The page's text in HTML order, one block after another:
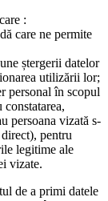
:
care ne permite
ștergerii datelor
utilizării lor;
personal în scopul
persoana vizată s-
pentru
legitime ale
vizate.
de a primi datele